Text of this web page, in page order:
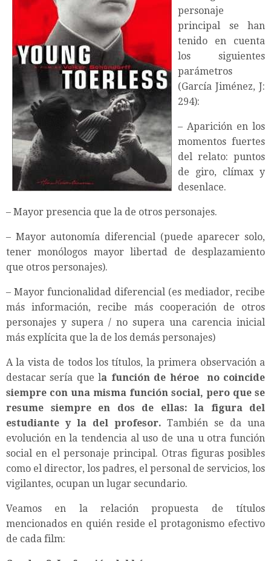
personaje
principal se han
tenido en cuenta
los siguientes
parámetros
(García Jiménez, J:
294):
– Aparición en los
momentos fuertes
del relato: puntos
de giro, clímax y
desenlace.
– Mayor presencia que la de otros personajes.
– Mayor autonomía diferencial (puede aparecer solo,
tener monólogos mayor libertad de desplazamiento
que otros personajes).
– Mayor funcionalidad diferencial (es mediador, recibe
más información, recibe más cooperación de otros
personajes y supera / no supera una carencia inicial
más explícita que la de los demás personajes)
A la vista de todos los títulos, la primera observación a
destacar sería que la función de héroe no coincide
siempre con una misma función social, pero que se
resume siempre en dos de ellas: la figura del
estudiante y la del profesor. También se da una
evolución en la tendencia al uso de una u otra función
social en el personaje principal. Otras figuras posibles
como el director, los padres, el personal de servicios, los
vigilantes, ocupan un lugar secundario.
Veamos en la relación propuesta de títulos
mencionados en quién reside el protagonismo efectivo
de cada film: